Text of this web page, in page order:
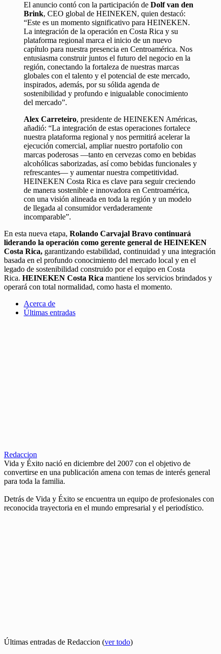
El anuncio contó con la participación de Dolf van den
Brink, CEO global de HEINEKEN, quien destacó:
“Este es un momento significativo para HEINEKEN.
La integración de la operación en Costa Rica y su
plataforma regional marca el inicio de un nuevo
capítulo para nuestra presencia en Centroamérica. Nos
entusiasma construir juntos el futuro del negocio en la
región, conectando la fortaleza de nuestras marcas
globales con el talento y el potencial de este mercado,
inspirados, además, por su sólida agenda de
sostenibilidad y profundo e inigualable conocimiento
del mercado”.
Alex Carreteiro, presidente de HEINEKEN Américas,
añadió: “La integración de estas operaciones fortalece
nuestra plataforma regional y nos permitirá acelerar la
ejecución comercial, ampliar nuestro portafolio con
marcas poderosas —tanto en cervezas como en bebidas
alcohólicas saborizadas, así como bebidas funcionales y
refrescantes— y aumentar nuestra competitividad.
HEINEKEN Costa Rica es clave para seguir creciendo
de manera sostenible e innovadora en Centroamérica,
con una visión alineada en toda la región y un modelo
de llegada al consumidor verdaderamente
incomparable”.
En esta nueva etapa, Rolando Carvajal Bravo continuará
liderando la operación como gerente general de HEINEKEN
Costa Rica, garantizando estabilidad, continuidad y una integración
basada en el profundo conocimiento del mercado local y en el
legado de sostenibilidad construido por el equipo en Costa
Rica. HEINEKEN Costa Rica mantiene los servicios brindados y
operará con total normalidad, como hasta el momento.
Acerca de
Últimas entradas
Redaccion
Vida y Éxito nació en diciembre del 2007 con el objetivo de
convertirse en una publicación amena con temas de interés general
para toda la familia.
Detrás de Vida y Éxito se encuentra un equipo de profesionales con
reconocida trayectoria en el mundo empresarial y el periodístico.
Últimas entradas de Redaccion (ver todo)